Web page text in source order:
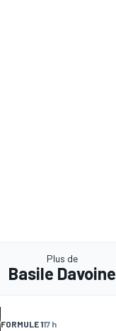
Plus de
Basile Davoine
FORMULE 117 h